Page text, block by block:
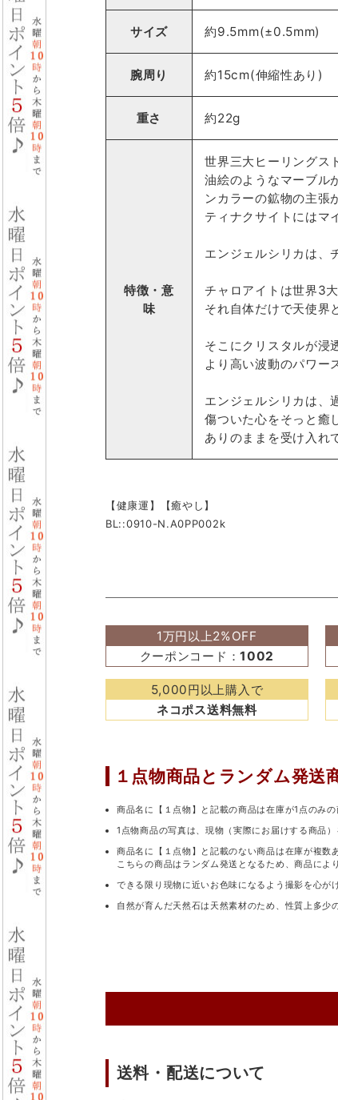
サイズ 約9.5mm(±0.5mm)
腕周り 約15cm(伸縮性あり)
重さ 約22g
特徴・意
味
世界三大ヒーリングス
油絵のようなマーブル
ンカラーの鉱物の主張
ティナクサイトにはマ
エンジェルシリカは、
チャロアイトは世界3
それ自体だけで天使界
そこにクリスタルが浸
より高い波動のパワー
エンジェルシリカは、
傷ついた心をそっと癒
ありのままを受け入れ
【健康運】【癒やし】
BL::0910-N.A0PP002k
1万円以上2%OFF
クーポンコード：1002
5,000円以上購入で
ネコポス送料無料
１点物商品と ランダム発送
商品名に【１点物】と記載の商品は在庫が1点のみ
1点物商品の写真は、現物（実際にお届けする商品）
商品名に【１点物】と記載のない商品は在庫が複数
こちらの商品はランダム発送となるため、商品によ
できる限り現物に近いお色味になるよう撮影を心が
自然が育んだ天然石は天然素材のため、性質上多少
送料・配送について